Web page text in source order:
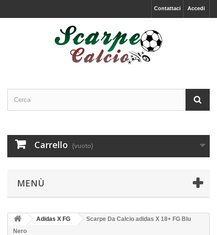
Accedi
Contattaci
Carrello (vuoto)
MENÙ
Adidas X FG
Scarpe Da Calcio adidas X 18+ FG Blu
Nero